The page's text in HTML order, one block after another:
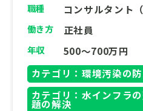
職種 コンサルタント
働き方 正社員
年収
500～700万円
カテゴリ：環境汚染の
カテゴリ：水インフラ
題の解決